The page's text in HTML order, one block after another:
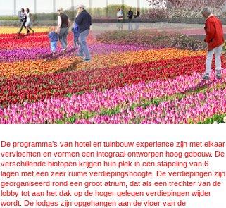
De programma’s van hotel en tuinbouw experience zijn met elkaar
vervlochten en vormen een integraal ontworpen hoog gebouw. De
verschillende biotopen krijgen hun plek in een stapeling van 6
lagen met een zeer ruime verdiepingshoogte. De verdiepingen zijn
georganiseerd rond een groot atrium, dat als een trechter van de
lobby tot aan het dak op de hoger gelegen verdiepingen wijder
wordt. De lodges zijn opgehangen aan de vloer van de